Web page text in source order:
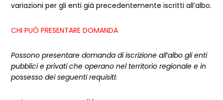
variazioni per gli enti già precedentemente iscritti all’albo.
CHI PUÒ PRESENTARE DOMANDA
Possono presentare domanda di iscrizione all’albo gli enti
pubblici e privati che operano nel territorio regionale e in
possesso dei seguenti requisiti: